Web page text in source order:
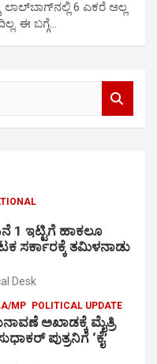
6 ಎಕರೆ ಅಲ್ಲ
ಈ ಬಗ್ಗೆ…
1 ಇಟ್ಟಿಗೆ ಹಾಕಲೂ
ಸರ್ಕಾರಕ್ಕೆ ತಮಿಳನಾಡು
Desk
MP POLITICAL UPDATE
ಅಖಾಡಕ್ಕೆ ಮೈತ್ರಿ
ಪುತ್ರನಿಗೆ ‘ಕೈ’